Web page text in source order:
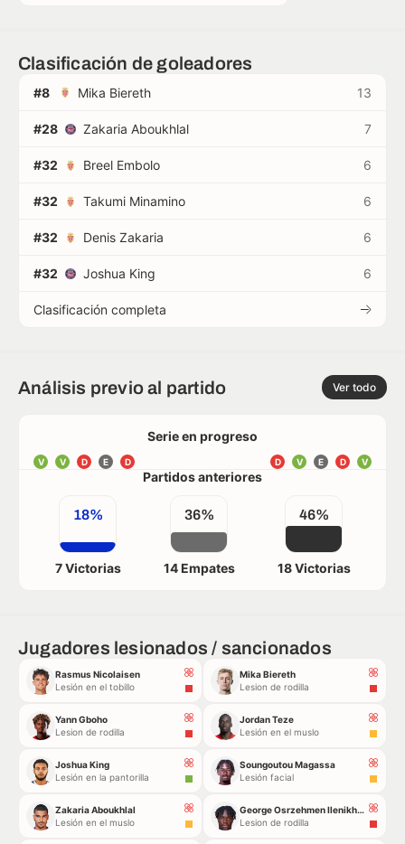
Clasificación de goleadores
#8 Mika Biereth 13
#28 Zakaria Aboukhlal 7
#32 Breel Embolo 6
#32 Takumi Minamino 6
#32 Denis Zakaria 6
#32 Joshua King 6
Clasificación completa
Análisis previo al partido Ver todo
Serie en progreso
V V D E D V
D
E
V
D
Partidos anteriores
18%
7 Victorias
36%
14 Empates
46%
18 Victorias
Jugadores lesionados / sancionados
Rasmus Nicolaisen
Lesión en el tobillo
Yann Gboho
Lesion de rodilla
Joshua King
Lesión en la pantorilla
Zakaria Aboukhlal
Lesión en el muslo
Mika Biereth
Lesion de rodilla
Jordan Teze
Lesión en el muslo
Soungoutou Magassa
Lesión facial
George Osrzehmen Ilenikhena
Lesion de rodilla